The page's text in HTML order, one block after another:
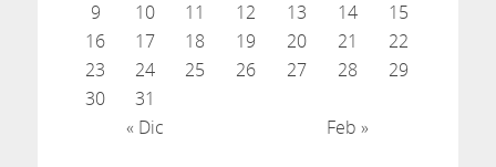
« Dic Feb »
9
10 11 12 13 14
15
16
17 18 19 20 21
22
23
24 25 26 27 28
29
30
31